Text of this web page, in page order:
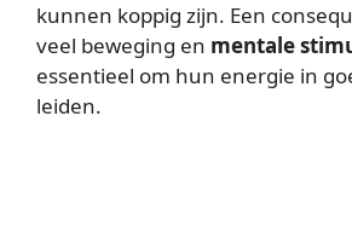
kunnen koppig zijn. Een
veel beweging en mentale
essentieel om hun energie in
leiden.